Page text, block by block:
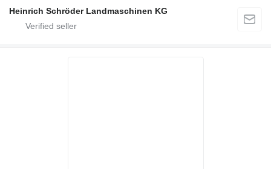
Heinrich Schröder Landmaschinen KG